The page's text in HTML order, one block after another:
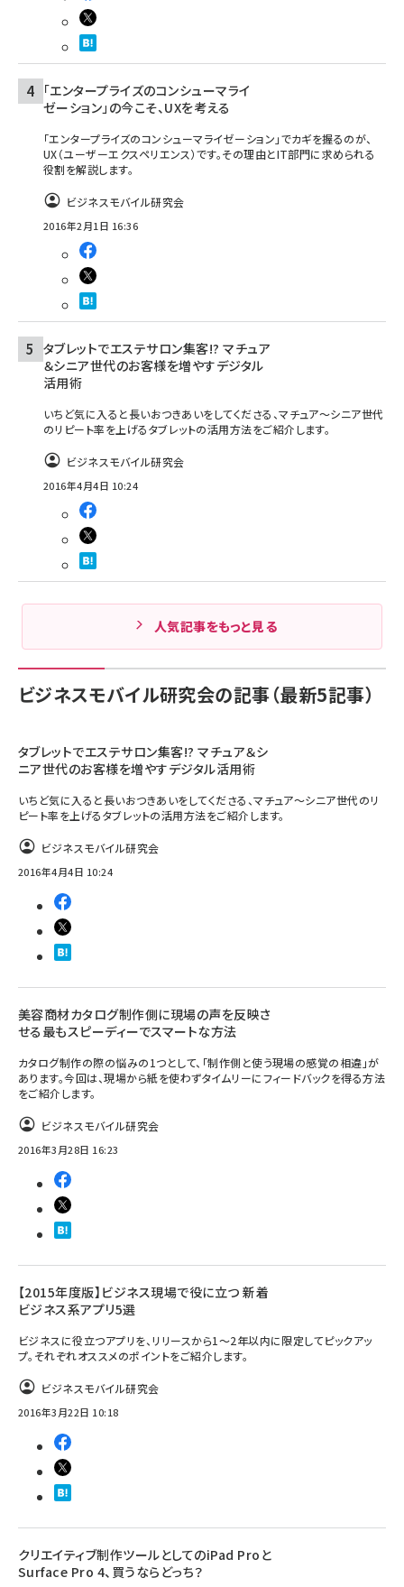
「エンタープライズのコンシューマライ
ゼーション」の今こそ、UXを考える
「エンタープライズのコンシューマライゼーション」でカギを握るのが、
UX（ユーザーエクスペリエンス）です。その理由とIT部門に求められる
役割を解説します。
ビジネスモバイル研究会
2016年2月1日 16:36
タブレットでエステサロン集客!? マチュア
＆シニア世代のお客様を増やすデジタル
活用術
いちど気に入ると長いおつきあいをしてくださる、マチュア〜シニア世代
のリピート率を上げるタブレットの活用方法をご紹介します。
ビジネスモバイル研究会
2016年4月4日 10:24
人気記事をもっと見る
ビジネスモバイル研究会の記事（最新5記事）
タブレットでエステサロン集客!? マチュア＆シ
ニア世代のお客様を増やすデジタル活用術
いちど気に入ると長いおつきあいをしてくださる、マチュア〜シニア世代のリ
ピート率を上げるタブレットの活用方法をご紹介します。
ビジネスモバイル研究会
2016年4月4日 10:24
美容商材カタログ制作側に現場の声を反映さ
せる最もスピーディーでスマートな方法
カタログ制作の際の悩みの1つとして、「制作側と使う現場の感覚の相違」が
あります。今回は、現場から紙を使わずタイムリーにフィードバックを得る方法
をご紹介します。
ビジネスモバイル研究会
2016年3月28日 16:23
【2015年度版】ビジネス現場で役に立つ 新着
ビジネス系アプリ5選
ビジネスに役立つアプリを、リリースから1〜2年以内に限定してピックアッ
プ。それぞれオススメのポイントをご紹介します。
ビジネスモバイル研究会
2016年3月22日 10:18
クリエイティブ制作ツールとしてのiPad Proと
Surface Pro 4、買うならどっち？